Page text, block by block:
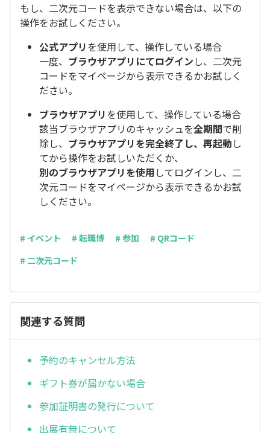
もし、二次元コードを表示できない場合は、以下の
操作をお試しください。
公式アプリを使用して、操作している場合
一度、 ブラウザアプリにてログインし、二次元
コードをマイページから表示できるかお試しく
ださい。
ブラウザアプリを使用して、操作している場合
該当ブラウザアプリのキャッシュを全期間で削
除し、 ブラウザアプリを完全終了し、再起動し
てから操作をお試しいただくか、
別のブラウザアプリを使用してログインし、二
次元コードをマイページから表示できるかお試
しください。
# イベント # 転職博 # 参加
# QRコード
# 二次元コード
関連する質問
予約のキャンセル方法
ギフト券が届かない場合
参加証明書の発行について
出展有無について